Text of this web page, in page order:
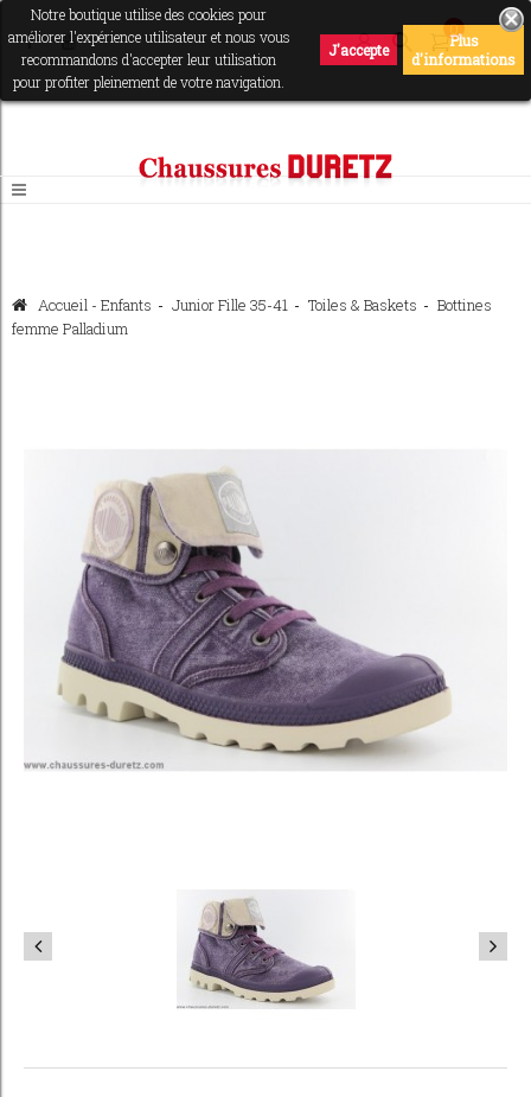
0
Notre boutique utilise des cookies pour
améliorer l'expérience utilisateur et nous vous
recommandons d'accepter leur utilisation
pour profiter pleinement de votre navigation.
J'accepte
Plus
d'informations
Accueil - Enfants Junior Fille 35-41 Toiles & Baskets
Bottines
femme Palladium